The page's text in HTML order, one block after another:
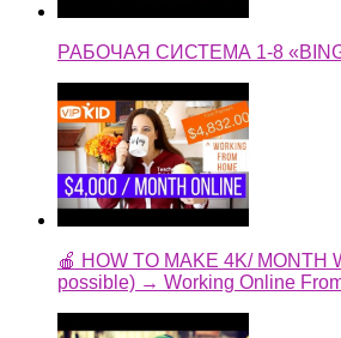
РАБОЧАЯ СИСТЕМА 1-8
🍎 HOW TO MAKE 4K/ MONTH
possible) → Working Online